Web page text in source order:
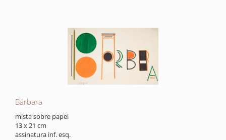
Bárbara
mista sobre papel
13 x 21 cm
assinatura inf. esq.